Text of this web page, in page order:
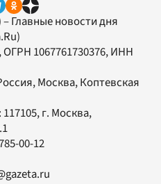
– Главные новости дня
, ОГРН 1067761730376, ИНН
Москва, Коптевская
117105, г. Москва,
00-12